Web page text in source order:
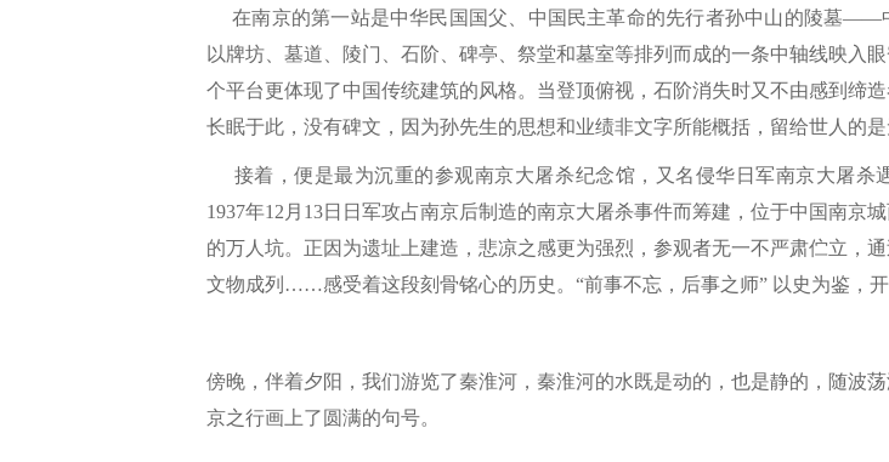
在南京的第一站是中华民国国父、中国民主革命的先行者孙中山的陵墓——
以牌坊、墓道、陵门、石阶、碑亭、祭堂和墓室等排列而成的一条中轴线映入
个平台更体现了中国传统建筑的风格。当登顶俯视，石阶消失时又不由感到缔
长眠于此，没有碑文，因为孙先生的思想和业绩非文字所能概括，留给世人的是
接着，便是最为沉重的参观南京大屠杀纪念馆，又名侵华日军南京大屠杀
1937年12月13日日军攻占南京后制造的南京大屠杀事件而筹建，位于中国南京
的万人坑。正因为遗址上建造，悲凉之感更为强烈，参观者无一不严肃伫立，
文物成列……感受着这段刻骨铭心的历史。“前事不忘，后事之师” 以史为鉴，开
傍晚，伴着夕阳，我们游览了秦淮河，秦淮河的水既是动的，也是静的，随波
京之行画上了圆满的句号。